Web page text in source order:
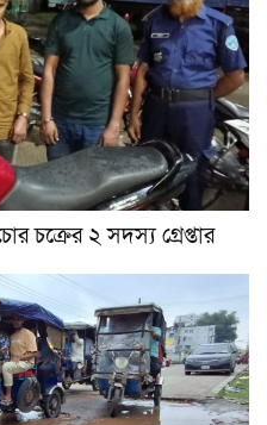
চক্রের ২ সদস্য গ্রেপ্তার